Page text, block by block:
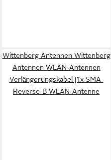
Wittenberg Antennen Wittenberg
Antennen WLAN-Antennen
Verlängerungskabel [1x SMA-
Reverse-B WLAN-Antenne